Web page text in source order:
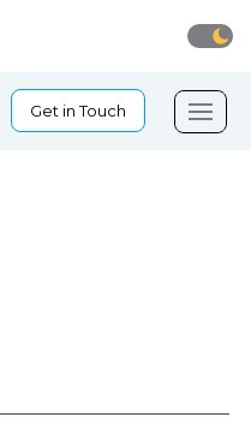
Get in Touch